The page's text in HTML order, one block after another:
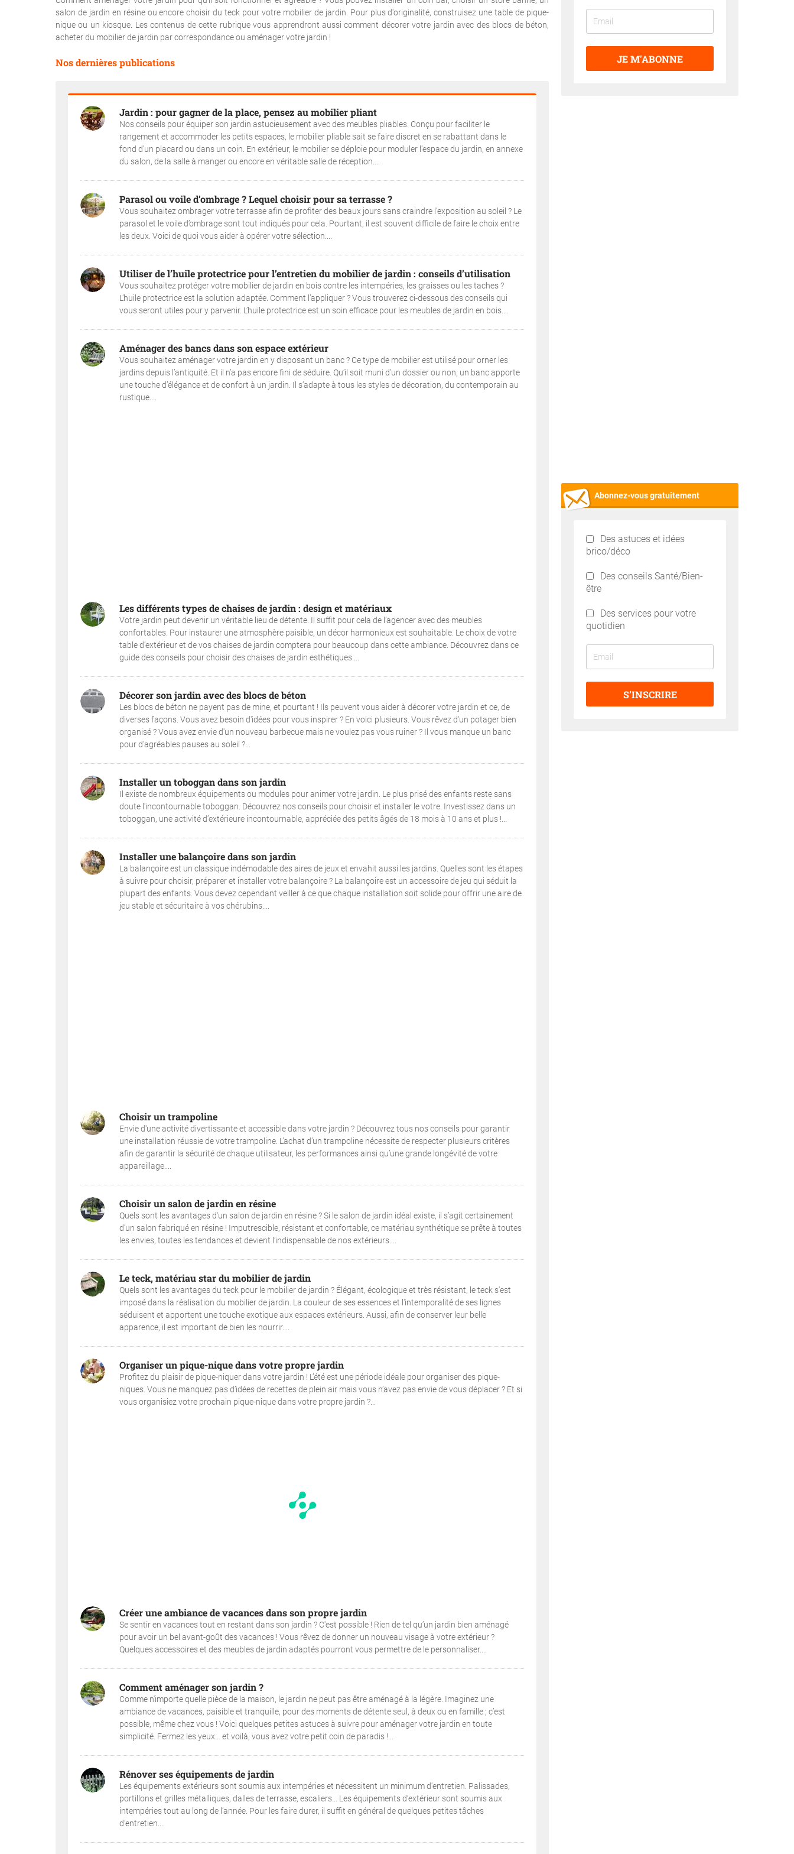
salon de jardin en résine ou encore choisir du teck pour votre mobilier de jardin. Pour plus d'originalité, construisez une table de pique-
nique ou un kiosque. Les contenus de cette rubrique vous apprendront aussi comment décorer votre jardin avec des blocs de béton,
acheter du mobilier de jardin par correspondance ou aménager votre jardin !
Nos dernières publications
Jardin : pour gagner de la place, pensez au mobilier pliant
Nos conseils pour équiper son jardin astucieusement avec des meubles pliables. Conçu pour faciliter le
rangement et accommoder les petits espaces, le mobilier pliable sait se faire discret en se rabattant dans le
fond d’un placard ou dans un coin. En extérieur, le mobilier se déploie pour moduler l’espace du jardin, en annexe
du salon, de la salle à manger ou encore en véritable salle de réception....
Parasol ou voile d’ombrage ? Lequel choisir pour sa terrasse ?
Vous souhaitez ombrager votre terrasse afin de profiter des beaux jours sans craindre l’exposition au soleil ? Le
parasol et le voile d’ombrage sont tout indiqués pour cela. Pourtant, il est souvent difficile de faire le choix entre
les deux. Voici de quoi vous aider à opérer votre sélection....
Utiliser de l’huile protectrice pour l’entretien du mobilier de jardin : conseils d’utilisation
Vous souhaitez protéger votre mobilier de jardin en bois contre les intempéries, les graisses ou les taches ?
L’huile protectrice est la solution adaptée. Comment l’appliquer ? Vous trouverez ci-dessous des conseils qui
vous seront utiles pour y parvenir. L’huile protectrice est un soin efficace pour les meubles de jardin en bois....
Aménager des bancs dans son espace extérieur
Vous souhaitez aménager votre jardin en y disposant un banc ? Ce type de mobilier est utilisé pour orner les
jardins depuis l’antiquité. Et il n’a pas encore fini de séduire. Qu’il soit muni d’un dossier ou non, un banc apporte
une touche d’élégance et de confort à un jardin. Il s’adapte à tous les styles de décoration, du contemporain au
rustique....
Les différents types de chaises de jardin : design et matériaux
Votre jardin peut devenir un véritable lieu de détente. Il suffit pour cela de l’agencer avec des meubles
confortables. Pour instaurer une atmosphère paisible, un décor harmonieux est souhaitable. Le choix de votre
table d’extérieur et de vos chaises de jardin comptera pour beaucoup dans cette ambiance. Découvrez dans ce
guide des conseils pour choisir des chaises de jardin esthétiques....
Décorer son jardin avec des blocs de béton
Les blocs de béton ne payent pas de mine, et pourtant ! Ils peuvent vous aider à décorer votre jardin et ce, de
diverses façons. Vous avez besoin d'idées pour vous inspirer ? En voici plusieurs. Vous rêvez d'un potager bien
organisé ? Vous avez envie d'un nouveau barbecue mais ne voulez pas vous ruiner ? Il vous manque un banc
pour d'agréables pauses au soleil ?...
Installer un toboggan dans son jardin
Il existe de nombreux équipements ou modules pour animer votre jardin. Le plus prisé des enfants reste sans
doute l'incontournable toboggan. Découvrez nos conseils pour choisir et installer le votre. Investissez dans un
toboggan, une activité d’extérieure incontournable, appréciée des petits âgés de 18 mois à 10 ans et plus !...
Installer une balançoire dans son jardin
La balançoire est un classique indémodable des aires de jeux et envahit aussi les jardins. Quelles sont les étapes
à suivre pour choisir, préparer et installer votre balançoire ? La balançoire est un accessoire de jeu qui séduit la
plupart des enfants. Vous devez cependant veiller à ce que chaque installation soit solide pour offrir une aire de
jeu stable et sécuritaire à vos chérubins....
Choisir un trampoline
Envie d'une activité divertissante et accessible dans votre jardin ? Découvrez tous nos conseils pour garantir
une installation réussie de votre trampoline. L’achat d’un trampoline nécessite de respecter plusieurs critères
afin de garantir la sécurité de chaque utilisateur, les performances ainsi qu’une grande longévité de votre
appareillage....
Choisir un salon de jardin en résine
Quels sont les avantages d'un salon de jardin en résine ? Si le salon de jardin idéal existe, il s’agit certainement
d’un salon fabriqué en résine ! Imputrescible, résistant et confortable, ce matériau synthétique se prête à toutes
les envies, toutes les tendances et devient l’indispensable de nos extérieurs....
Le teck, matériau star du mobilier de jardin
Quels sont les avantages du teck pour le mobilier de jardin ? Élégant, écologique et très résistant, le teck s'est
imposé dans la réalisation du mobilier de jardin. La couleur de ses essences et l'intemporalité de ses lignes
séduisent et apportent une touche exotique aux espaces extérieurs. Aussi, afin de conserver leur belle
apparence, il est important de bien les nourrir....
Organiser un pique-nique dans votre propre jardin
Profitez du plaisir de pique-niquer dans votre jardin ! L’été est une période idéale pour organiser des pique-
niques. Vous ne manquez pas d’idées de recettes de plein air mais vous n’avez pas envie de vous déplacer ? Et si
vous organisiez votre prochain pique-nique dans votre propre jardin ?...
Créer une ambiance de vacances dans son propre jardin
Se sentir en vacances tout en restant dans son jardin ? C'est possible ! Rien de tel qu’un jardin bien aménagé
pour avoir un bel avant-goût des vacances ! Vous rêvez de donner un nouveau visage à votre extérieur ?
Quelques accessoires et des meubles de jardin adaptés pourront vous permettre de le personnaliser....
Comment aménager son jardin ?
Comme n'importe quelle pièce de la maison, le jardin ne peut pas être aménagé à la légère. Imaginez une
ambiance de vacances, paisible et tranquille, pour des moments de détente seul, à deux ou en famille ; c’est
possible, même chez vous ! Voici quelques petites astuces à suivre pour aménager votre jardin en toute
simplicité. Fermez les yeux… et voilà, vous avez votre petit coin de paradis !...
Rénover ses équipements de jardin
Les équipements extérieurs sont soumis aux intempéries et nécessitent un minimum d'entretien. Palissades,
portillons et grilles métalliques, dalles de terrasse, escaliers… Les équipements d’extérieur sont soumis aux
intempéries tout au long de l’année. Pour les faire durer, il suffit en général de quelques petites tâches
d’entretien....
JE M'ABONNE
Abonnez-vous gratuitement
Des astuces et idées
brico/déco
Des conseils Santé/Bien-
être
Des services pour votre
quotidien
S’INSCRIRE